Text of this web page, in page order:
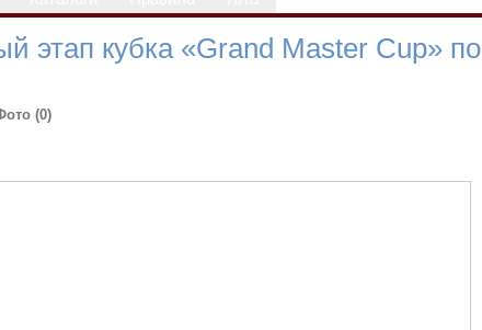
этап кубка «Grand Master Cup» по
(0)